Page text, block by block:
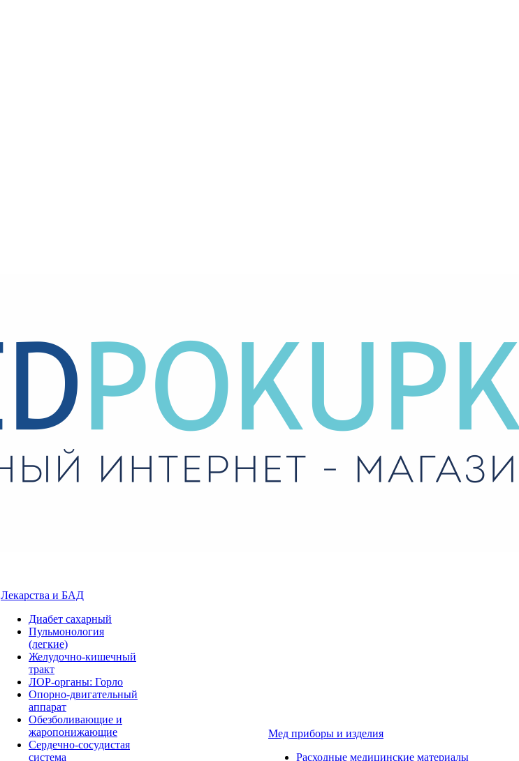
Лекарства и БАД
Диабет сахарный
Пульмонология
(легкие)
Желудочно-кишечный
тракт
ЛОР-органы: Горло
Опорно-двигательный
аппарат
Обезболивающие и
жаропонижающие
Сердечно-сосудистая
система
Мед приборы и изделия
Расходные медицинские материалы